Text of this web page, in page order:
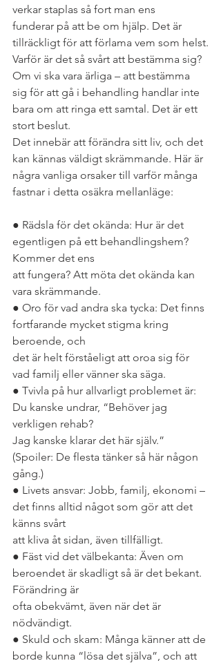
verkar staplas så fort man ens
funderar på att be om hjälp. Det är
tillräckligt för att förlama vem som helst.
Varför är det så svårt att bestämma sig?
Om vi ska vara ärliga – att bestämma
sig för att gå i behandling handlar inte
bara om att ringa ett samtal. Det är ett
stort beslut.
Det innebär att förändra sitt liv, och det
kan kännas väldigt skrämmande. Här är
några vanliga orsaker till varför många
fastnar i detta osäkra mellanläge:
● Rädsla för det okända: Hur är det
egentligen på ett behandlingshem?
Kommer det ens
att fungera? Att möta det okända kan
vara skrämmande.
● Oro för vad andra ska tycka: Det finns
fortfarande mycket stigma kring
beroende, och
det är helt förståeligt att oroa sig för
vad familj eller vänner ska säga.
● Tvivla på hur allvarligt problemet är:
Du kanske undrar, “Behöver jag
verkligen rehab?
Jag kanske klarar det här själv.”
(Spoiler: De flesta tänker så här någon
gång.)
● Livets ansvar: Jobb, familj, ekonomi –
det finns alltid något som gör att det
känns svårt
att kliva åt sidan, även tillfälligt.
● Fäst vid det välbekanta: Även om
beroendet är skadligt så är det bekant.
Förändring är
ofta obekvämt, även när det är
nödvändigt.
● Skuld och skam: Många känner att de
borde kunna “lösa det själva”, och att